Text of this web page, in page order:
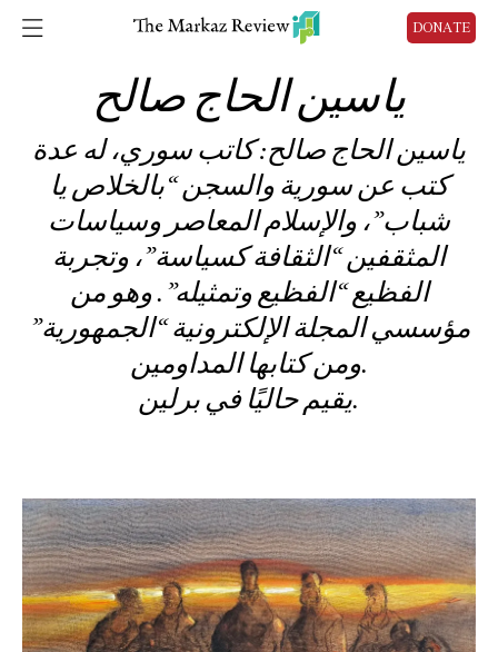
DONATE
ياسين الحاج صالح
ياسين الحاج صالح: كاتب سوري، له عدة
كتب عن سورية والسجن “بالخلاص يا
شباب”، والإسلام المعاصر وسياسات
المثقفين “الثقافة كسياسة”، وتجربة
الفظيع “الفظيع وتمثيله”. وهو من
مؤسسي المجلة الإلكترونية “الجمهورية”
ومن كتابها المداومين.
يقيم حاليًا في برلين.